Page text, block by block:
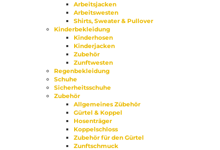
Arbeitsjacken
Arbeitswesten
Shirts, Sweater & Pullover
Kinderbekleidung
Kinderhosen
Kinderjacken
Zubehör
Zunftwesten
Regenbekleidung
Schuhe
Sicherheitsschuhe
Zubehör
Allgemeines Zübehör
Gürtel & Koppel
Hosenträger
Koppelschloss
Zubehör für den Gürtel
Zunftschmuck